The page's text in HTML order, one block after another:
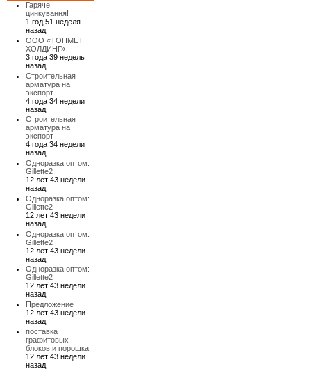
Гаряче
цинкування!
1 год 51 неделя
назад
ООО «ТОНМЕТ
ХОЛДИНГ»
3 года 39 недель
назад
Строительная
арматура на
экспорт
4 года 34 недели
назад
Строительная
арматура на
экспорт
4 года 34 недели
назад
Одноразка оптом:
Gillette2
12 лет 43 недели
назад
Одноразка оптом:
Gillette2
12 лет 43 недели
назад
Одноразка оптом:
Gillette2
12 лет 43 недели
назад
Одноразка оптом:
Gillette2
12 лет 43 недели
назад
Предложение
12 лет 43 недели
назад
поставка
графитовых
блоков и порошка
12 лет 43 недели
назад